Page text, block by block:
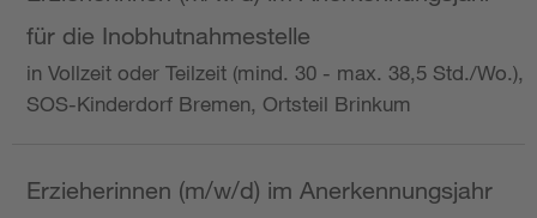
für die Inobhutnahmestelle
in Vollzeit oder Teilzeit (mind. 30 - max. 38,5 Std./Wo.),
SOS-Kinderdorf Bremen, Ortsteil Brinkum
Erzieherinnen (m/w/d) im Anerkennungsjahr